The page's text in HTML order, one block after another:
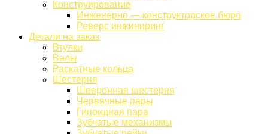
Конструирование
Инженерно — конструкторское бюро
Реверс инжиниринг
Детали на заказ
Втулки
Валы
Раскатные кольца
Шестерня
Шевронная шестерня
Червячные пары
Гипоидная пара
Зубчатые механизмы